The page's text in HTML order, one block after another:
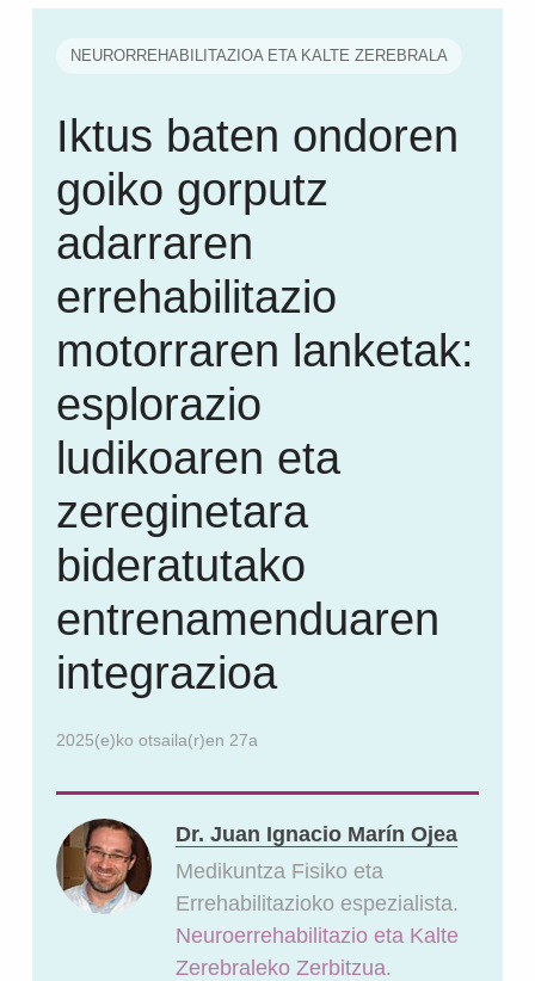
NEURORREHABILITAZIOA ETA KALTE ZEREBRALA
Iktus baten ondoren
goiko gorputz
adarraren
errehabilitazio
motorraren lanketak:
esplorazio
ludikoaren eta
zereginetara
bideratutako
entrenamenduaren
integrazioa
2025(e)ko otsaila(r)en 27a
Dr. Juan Ignacio Marín Ojea
Medikuntza Fisiko eta
Errehabilitazioko espezialista.
Neuroerrehabilitazio eta Kalte
Zerebraleko Zerbitzua.